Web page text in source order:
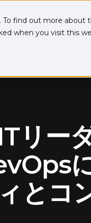
find out more about
when you visit this
リー
とコ